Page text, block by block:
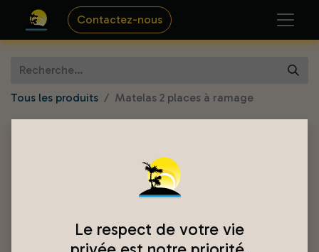
Contactez-nous
Tous les produits Matelas 2 places à ramage
Le respect de votre vie